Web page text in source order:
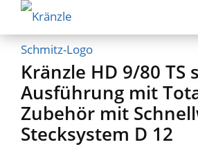
Kränzle HD 9/80 TS
Ausführung mit
Zubehör mit
Stecksystem D 12